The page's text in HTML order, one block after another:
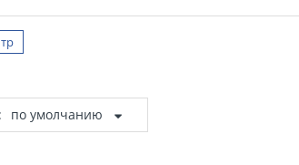
по умолчанию